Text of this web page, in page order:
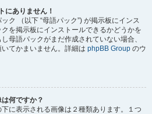
にありません！
ク （以下 “母語パック”) が掲示板にインス
を掲示板にインストールできるかどうかを
母語パックがまだ作成されていない場合、
てかまいません。詳細は phpBB Group のウ
何ですか？
に表示される画像は２種類あります。１つ